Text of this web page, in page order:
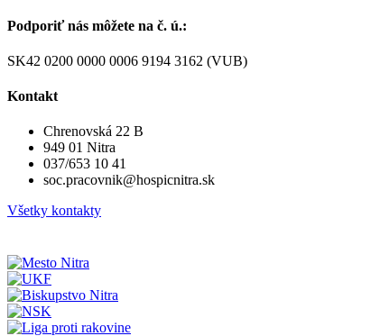
Podporiť nás môžete na č. ú.:
SK42 0200 0000 0006 9194 3162 (VUB)
Kontakt
Chrenovská 22 B
949 01 Nitra
037/653 10 41
soc.pracovnik@hospicnitra.sk
Všetky kontakty